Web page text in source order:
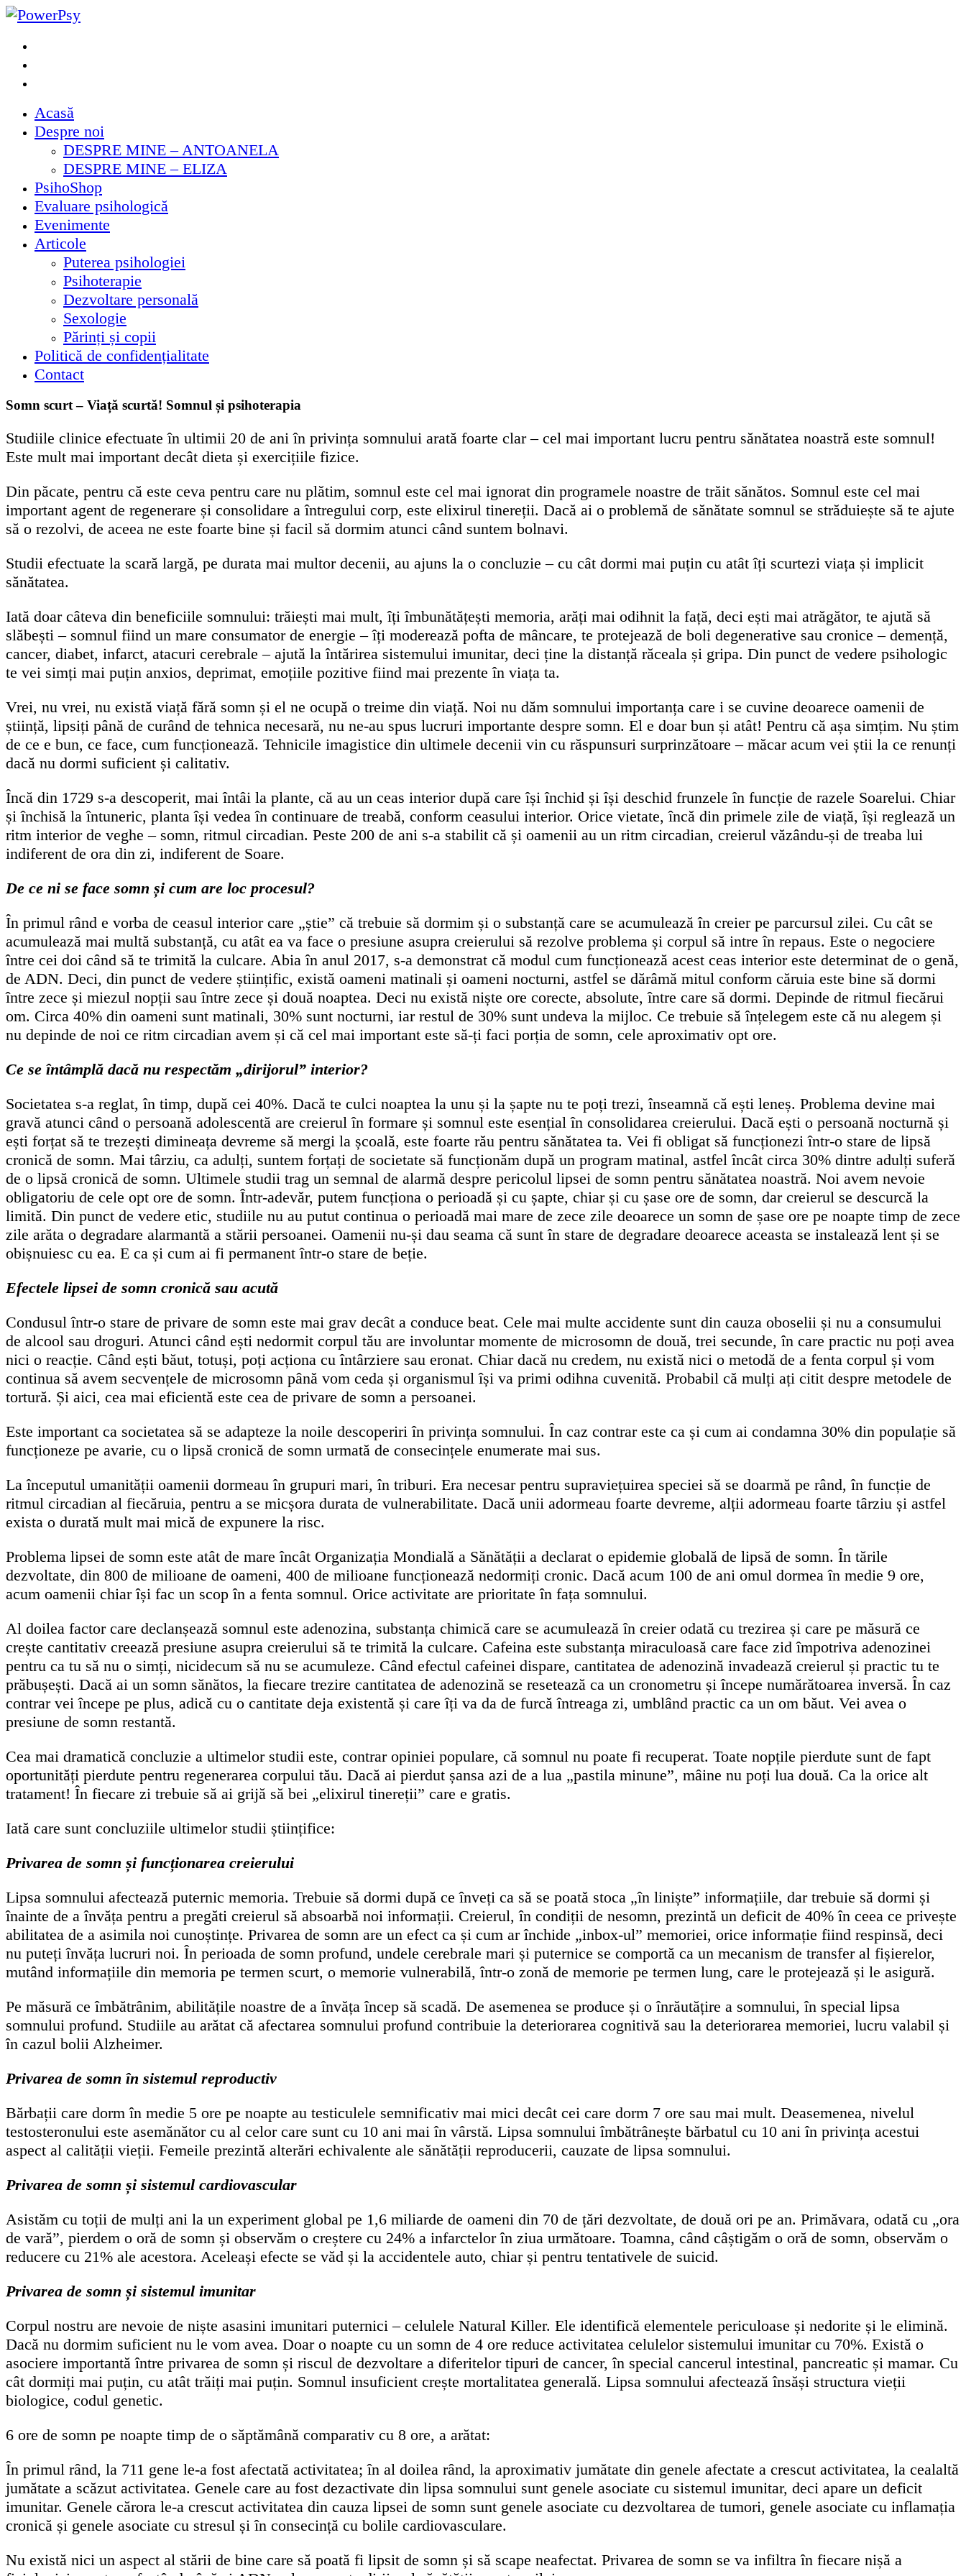
Skip
content
PowerPsy
Acasă
Despre noi
DESPRE MINE – ANTOANELA
DESPRE MINE – ELIZA
PsihoShop
Evaluare psihologică
Evenimente
Articole
Puterea psihologiei
Psihoterapie
Dezvoltare personală
Sexologie
Părinți și copii
Politică de confidențialitate
Contact
Somn scurt – Viață scurtă! Somnul și psihoterapia
Studiile clinice efectuate în ultimii 20 de ani în privința somnului arată foarte clar – cel mai important lucru pentru sănătatea noastră este somnul!
Este mult mai important decât dieta și exercițiile fizice.
Din păcate, pentru că este ceva pentru care nu plătim, somnul este cel mai ignorat din programele noastre de trăit sănătos. Somnul este cel mai
important agent de regenerare și consolidare a întregului corp, este elixirul tinereții. Dacă ai o problemă de sănătate somnul se străduiește să te ajute
să o rezolvi, de aceea ne este foarte bine și facil să dormim atunci când suntem bolnavi.
Studii efectuate la scară largă, pe durata mai multor decenii, au ajuns la o concluzie – cu cât dormi mai puțin cu atât îți scurtezi viața și implicit
sănătatea.
Iată doar câteva din beneficiile somnului: trăiești mai mult, îți îmbunătățești memoria, arăți mai odihnit la față, deci ești mai atrăgător, te ajută să
slăbești – somnul fiind un mare consumator de energie – îți moderează pofta de mâncare, te protejează de boli degenerative sau cronice – demență,
cancer, diabet, infarct, atacuri cerebrale – ajută la întărirea sistemului imunitar, deci ține la distanță răceala și gripa. Din punct de vedere psihologic
te vei simți mai puțin anxios, deprimat, emoțiile pozitive fiind mai prezente în viața ta.
Vrei, nu vrei, nu există viață fără somn și el ne ocupă o treime din viață. Noi nu dăm somnului importanța care i se cuvine deoarece oamenii de
știință, lipsiți până de curând de tehnica necesară, nu ne-au spus lucruri importante despre somn. El e doar bun și atât! Pentru că așa simțim. Nu știm
de ce e bun, ce face, cum funcționează. Tehnicile imagistice din ultimele decenii vin cu răspunsuri surprinzătoare – măcar acum vei știi la ce renunți
dacă nu dormi suficient și calitativ.
Încă din 1729 s-a descoperit, mai întâi la plante, că au un ceas interior după care își închid și își deschid frunzele în funcție de razele Soarelui. Chiar
și închisă la întuneric, planta își vedea în continuare de treabă, conform ceasului interior. Orice vietate, încă din primele zile de viață, își reglează un
ritm interior de veghe – somn, ritmul circadian. Peste 200 de ani s-a stabilit că și oamenii au un ritm circadian, creierul văzându-și de treaba lui
indiferent de ora din zi, indiferent de Soare.
De ce ni se face somn și cum are loc procesul?
În primul rând e vorba de ceasul interior care „știe” că trebuie să dormim și o substanță care se acumulează în creier pe parcursul zilei. Cu cât se
acumulează mai multă substanță, cu atât ea va face o presiune asupra creierului să rezolve problema și corpul să intre în repaus. Este o negociere
între cei doi când să te trimită la culcare. Abia în anul 2017, s-a demonstrat că modul cum funcționează acest ceas interior este determinat de o genă,
de ADN. Deci, din punct de vedere științific, există oameni matinali și oameni nocturni, astfel se dărâmă mitul conform căruia este bine să dormi
între zece și miezul nopții sau între zece și două noaptea. Deci nu există niște ore corecte, absolute, între care să dormi. Depinde de ritmul fiecărui
om. Circa 40% din oameni sunt matinali, 30% sunt nocturni, iar restul de 30% sunt undeva la mijloc. Ce trebuie să înțelegem este că nu alegem și
nu depinde de noi ce ritm circadian avem și că cel mai important este să-ți faci porția de somn, cele aproximativ opt ore.
Ce se întâmplă dacă nu respectăm „dirijorul” interior?
Societatea s-a reglat, în timp, după cei 40%. Dacă te culci noaptea la unu și la șapte nu te poți trezi, înseamnă că ești leneș. Problema devine mai
gravă atunci când o persoană adolescentă are creierul în formare și somnul este esențial în consolidarea creierului. Dacă ești o persoană nocturnă și
ești forțat să te trezești dimineața devreme să mergi la școală, este foarte rău pentru sănătatea ta. Vei fi obligat să funcționezi într-o stare de lipsă
cronică de somn. Mai târziu, ca adulți, suntem forțați de societate să funcționăm după un program matinal, astfel încât circa 30% dintre adulți suferă
de o lipsă cronică de somn. Ultimele studii trag un semnal de alarmă despre pericolul lipsei de somn pentru sănătatea noastră. Noi avem nevoie
obligatoriu de cele opt ore de somn. Într-adevăr, putem funcționa o perioadă și cu șapte, chiar și cu șase ore de somn, dar creierul se descurcă la
limită. Din punct de vedere etic, studiile nu au putut continua o perioadă mai mare de zece zile deoarece un somn de șase ore pe noapte timp de zece
zile arăta o degradare alarmantă a stării persoanei. Oamenii nu-și dau seama că sunt în stare de degradare deoarece aceasta se instalează lent și se
obișnuiesc cu ea. E ca și cum ai fi permanent într-o stare de beție.
Efectele lipsei de somn cronică sau acută
Condusul într-o stare de privare de somn este mai grav decât a conduce beat. Cele mai multe accidente sunt din cauza oboselii și nu a consumului
de alcool sau droguri. Atunci când ești nedormit corpul tău are involuntar momente de microsomn de două, trei secunde, în care practic nu poți avea
nici o reacție. Când ești băut, totuși, poți acționa cu întârziere sau eronat. Chiar dacă nu credem, nu există nici o metodă de a fenta corpul și vom
continua să avem secvențele de microsomn până vom ceda și organismul își va primi odihna cuvenită. Probabil că mulți ați citit despre metodele de
tortură. Și aici, cea mai eficientă este cea de privare de somn a persoanei.
Este important ca societatea să se adapteze la noile descoperiri în privința somnului. În caz contrar este ca și cum ai condamna 30% din populație să
funcționeze pe avarie, cu o lipsă cronică de somn urmată de consecințele enumerate mai sus.
La începutul umanității oamenii dormeau în grupuri mari, în triburi. Era necesar pentru supraviețuirea speciei să se doarmă pe rând, în funcție de
ritmul circadian al fiecăruia, pentru a se micșora durata de vulnerabilitate. Dacă unii adormeau foarte devreme, alții adormeau foarte târziu și astfel
exista o durată mult mai mică de expunere la risc.
Problema lipsei de somn este atât de mare încât Organizația Mondială a Sănătății a declarat o epidemie globală de lipsă de somn. În tările
dezvoltate, din 800 de milioane de oameni, 400 de milioane funcționează nedormiți cronic. Dacă acum 100 de ani omul dormea în medie 9 ore,
acum oamenii chiar își fac un scop în a fenta somnul. Orice activitate are prioritate în fața somnului.
Al doilea factor care declanșează somnul este adenozina, substanța chimică care se acumulează în creier odată cu trezirea și care pe măsură ce
crește cantitativ creează presiune asupra creierului să te trimită la culcare. Cafeina este substanța miraculoasă care face zid împotriva adenozinei
pentru ca tu să nu o simți, nicidecum să nu se acumuleze. Când efectul cafeinei dispare, cantitatea de adenozină invadează creierul și practic tu te
prăbușești. Dacă ai un somn sănătos, la fiecare trezire cantitatea de adenozină se resetează ca un cronometru și începe numărătoarea inversă. În caz
contrar vei începe pe plus, adică cu o cantitate deja existentă și care îți va da de furcă întreaga zi, umblând practic ca un om băut. Vei avea o
presiune de somn restantă.
Cea mai dramatică concluzie a ultimelor studii este, contrar opiniei populare, că somnul nu poate fi recuperat. Toate nopțile pierdute sunt de fapt
oportunități pierdute pentru regenerarea corpului tău. Dacă ai pierdut șansa azi de a lua „pastila minune”, mâine nu poți lua două. Ca la orice alt
tratament! În fiecare zi trebuie să ai grijă să bei „elixirul tinereții” care e gratis.
Iată care sunt concluziile ultimelor studii științifice:
Privarea de somn și funcționarea creierului
Lipsa somnului afectează puternic memoria. Trebuie să dormi după ce înveți ca să se poată stoca „în liniște” informațiile, dar trebuie să dormi și
înainte de a învăța pentru a pregăti creierul să absoarbă noi informații. Creierul, în condiții de nesomn, prezintă un deficit de 40% în ceea ce privește
abilitatea de a asimila noi cunoștințe. Privarea de somn are un efect ca și cum ar închide „inbox-ul” memoriei, orice informație fiind respinsă, deci
nu puteți învăța lucruri noi. În perioada de somn profund, undele cerebrale mari și puternice se comportă ca un mecanism de transfer al fișierelor,
mutând informațiile din memoria pe termen scurt, o memorie vulnerabilă, într-o zonă de memorie pe termen lung, care le protejează și le asigură.
Pe măsură ce îmbătrânim, abilitățile noastre de a învăța încep să scadă. De asemenea se produce și o înrăutățire a somnului, în special lipsa
somnului profund. Studiile au arătat că afectarea somnului profund contribuie la deteriorarea cognitivă sau la deteriorarea memoriei, lucru valabil și
în cazul bolii Alzheimer.
Privarea de somn în sistemul reproductiv
Bărbații care dorm în medie 5 ore pe noapte au testiculele semnificativ mai mici decât cei care dorm 7 ore sau mai mult. Deasemenea, nivelul
testosteronului este asemănător cu al celor care sunt cu 10 ani mai în vârstă. Lipsa somnului îmbătrânește bărbatul cu 10 ani în privința acestui
aspect al calității vieții. Femeile prezintă alterări echivalente ale sănătății reproducerii, cauzate de lipsa somnului.
Privarea de somn și sistemul cardiovascular
Asistăm cu toții de mulți ani la un experiment global pe 1,6 miliarde de oameni din 70 de țări dezvoltate, de două ori pe an. Primăvara, odată cu „ora
de vară”, pierdem o oră de somn și observăm o creștere cu 24% a infarctelor în ziua următoare. Toamna, când câștigăm o oră de somn, observăm o
reducere cu 21% ale acestora. Aceleași efecte se văd și la accidentele auto, chiar și pentru tentativele de suicid.
Privarea de somn și sistemul imunitar
Corpul nostru are nevoie de niște asasini imunitari puternici – celulele Natural Killer. Ele identifică elementele periculoase și nedorite și le elimină.
Dacă nu dormim suficient nu le vom avea. Doar o noapte cu un somn de 4 ore reduce activitatea celulelor sistemului imunitar cu 70%. Există o
asociere importantă între privarea de somn și riscul de dezvoltare a diferitelor tipuri de cancer, în special cancerul intestinal, pancreatic și mamar. Cu
cât dormiți mai puțin, cu atât trăiți mai puțin. Somnul insuficient crește mortalitatea generală. Lipsa somnului afectează însăși structura vieții
biologice, codul genetic.
6 ore de somn pe noapte timp de o săptămână comparativ cu 8 ore, a arătat:
În primul rând, la 711 gene le-a fost afectată activitatea; în al doilea rând, la aproximativ jumătate din genele afectate a crescut activitatea, la cealaltă
jumătate a scăzut activitatea. Genele care au fost dezactivate din lipsa somnului sunt genele asociate cu sistemul imunitar, deci apare un deficit
imunitar. Genele cărora le-a crescut activitatea din cauza lipsei de somn sunt genele asociate cu dezvoltarea de tumori, genele asociate cu inflamația
cronică și genele asociate cu stresul și în consecință cu bolile cardiovasculare.
Nu există nici un aspect al stării de bine care să poată fi lipsit de somn și să scape neafectat. Privarea de somn se va infiltra în fiecare nișă a